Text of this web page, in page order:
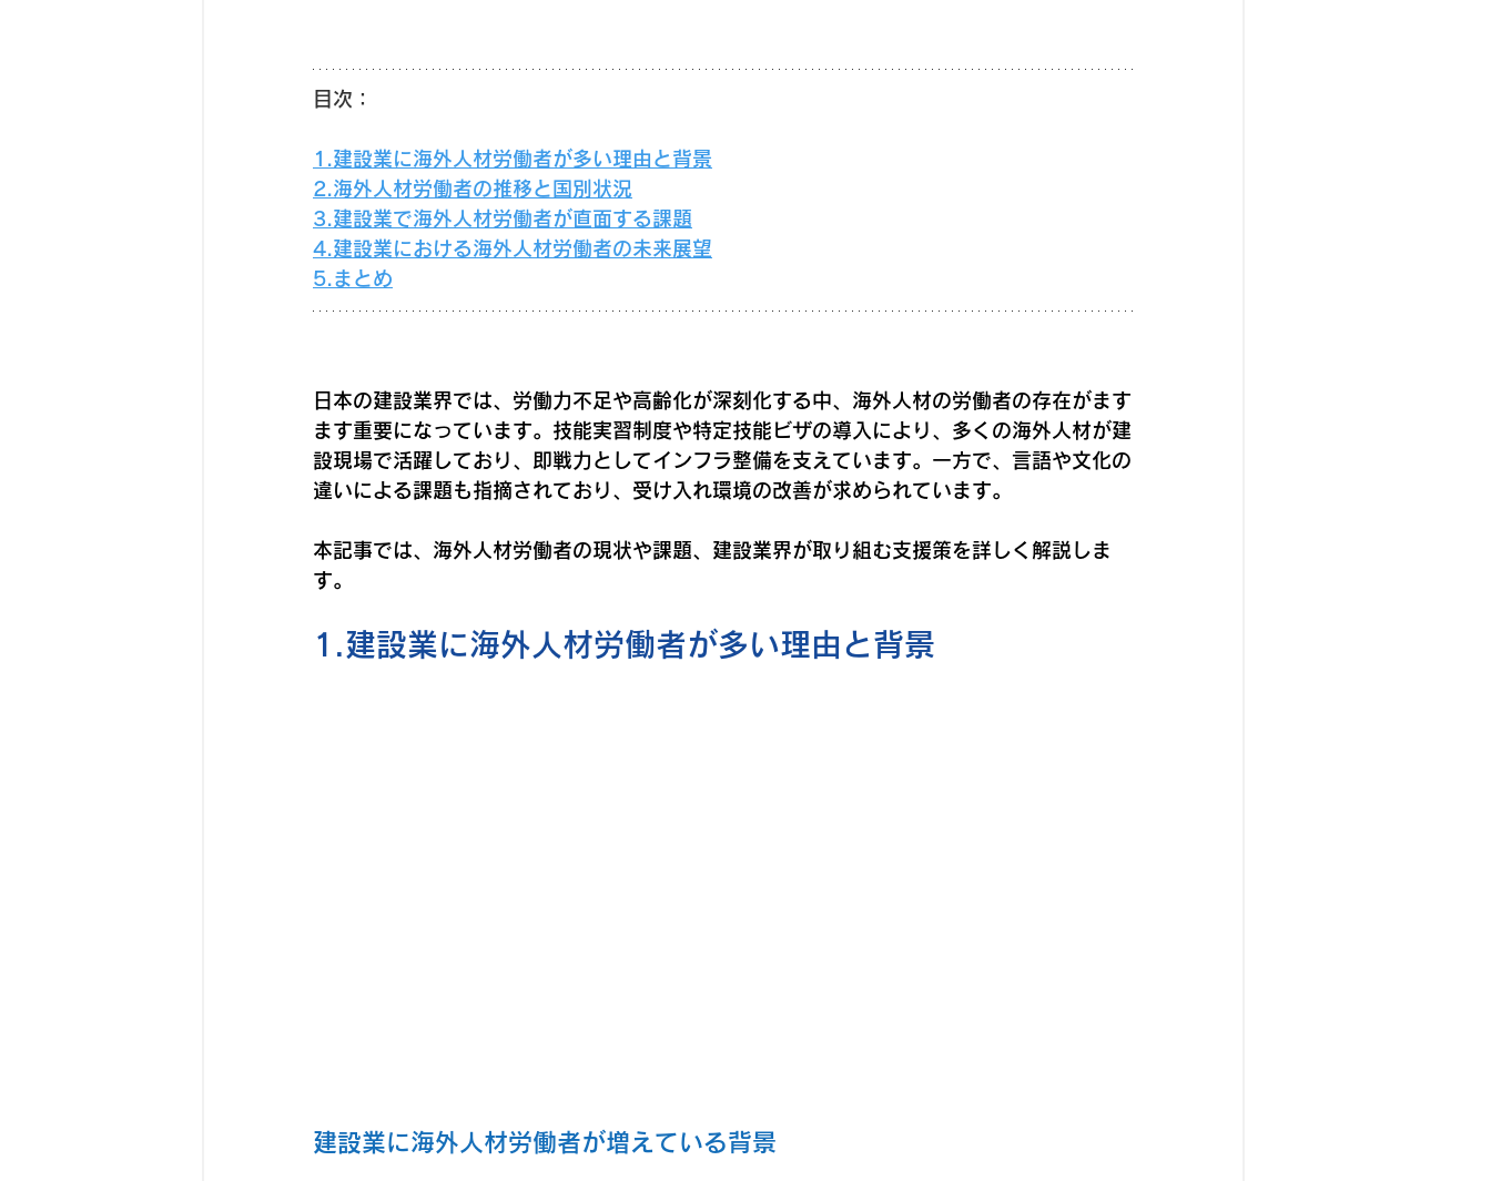
目次：
1.建設業に海外人材労働者が多い理由と背景
2.海外人材労働者の推移と国別状況
3.建設業で海外人材労働者が直面する課題
4.建設業における海外人材労働者の未来展望
5.まとめ
日本の建設業界では、労働力不足や高齢化が深刻化する中、海外人材の労働者の存在がます
ます重要になっています。技能実習制度や特定技能ビザの導入により、多くの海外人材が建
設現場で活躍しており、即戦力としてインフラ整備を支えています。一方で、言語や文化の
違いによる課題も指摘されており、受け入れ環境の改善が求められています。
本記事では、海外人材労働者の現状や課題、建設業界が取り組む支援策を詳しく解説しま
す。
1.建設業に海外人材労働者が多い理由と背景
建設業に海外人材労働者が増えている背景